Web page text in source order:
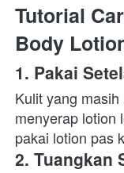
Tutorial
Body
1. Pakai
Kulit yang
menyerap lotion
pakai lotion pas
2. Tuangkan